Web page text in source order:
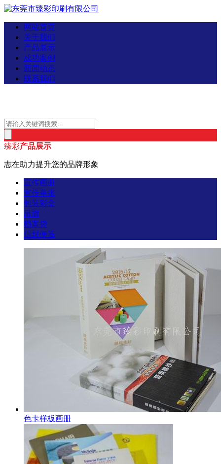
网站首页
关于我们
产品展示
成功案例
新闻动态
联系我们
臻彩产品展示
志在助力提升您的品牌形象
宣传画册
宣传单张
包装彩盒
吊旗
档案袋
信封便笺
色卡样板画册